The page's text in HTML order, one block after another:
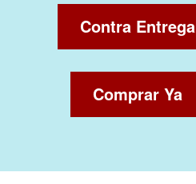
Contra Entrega
Comprar Ya